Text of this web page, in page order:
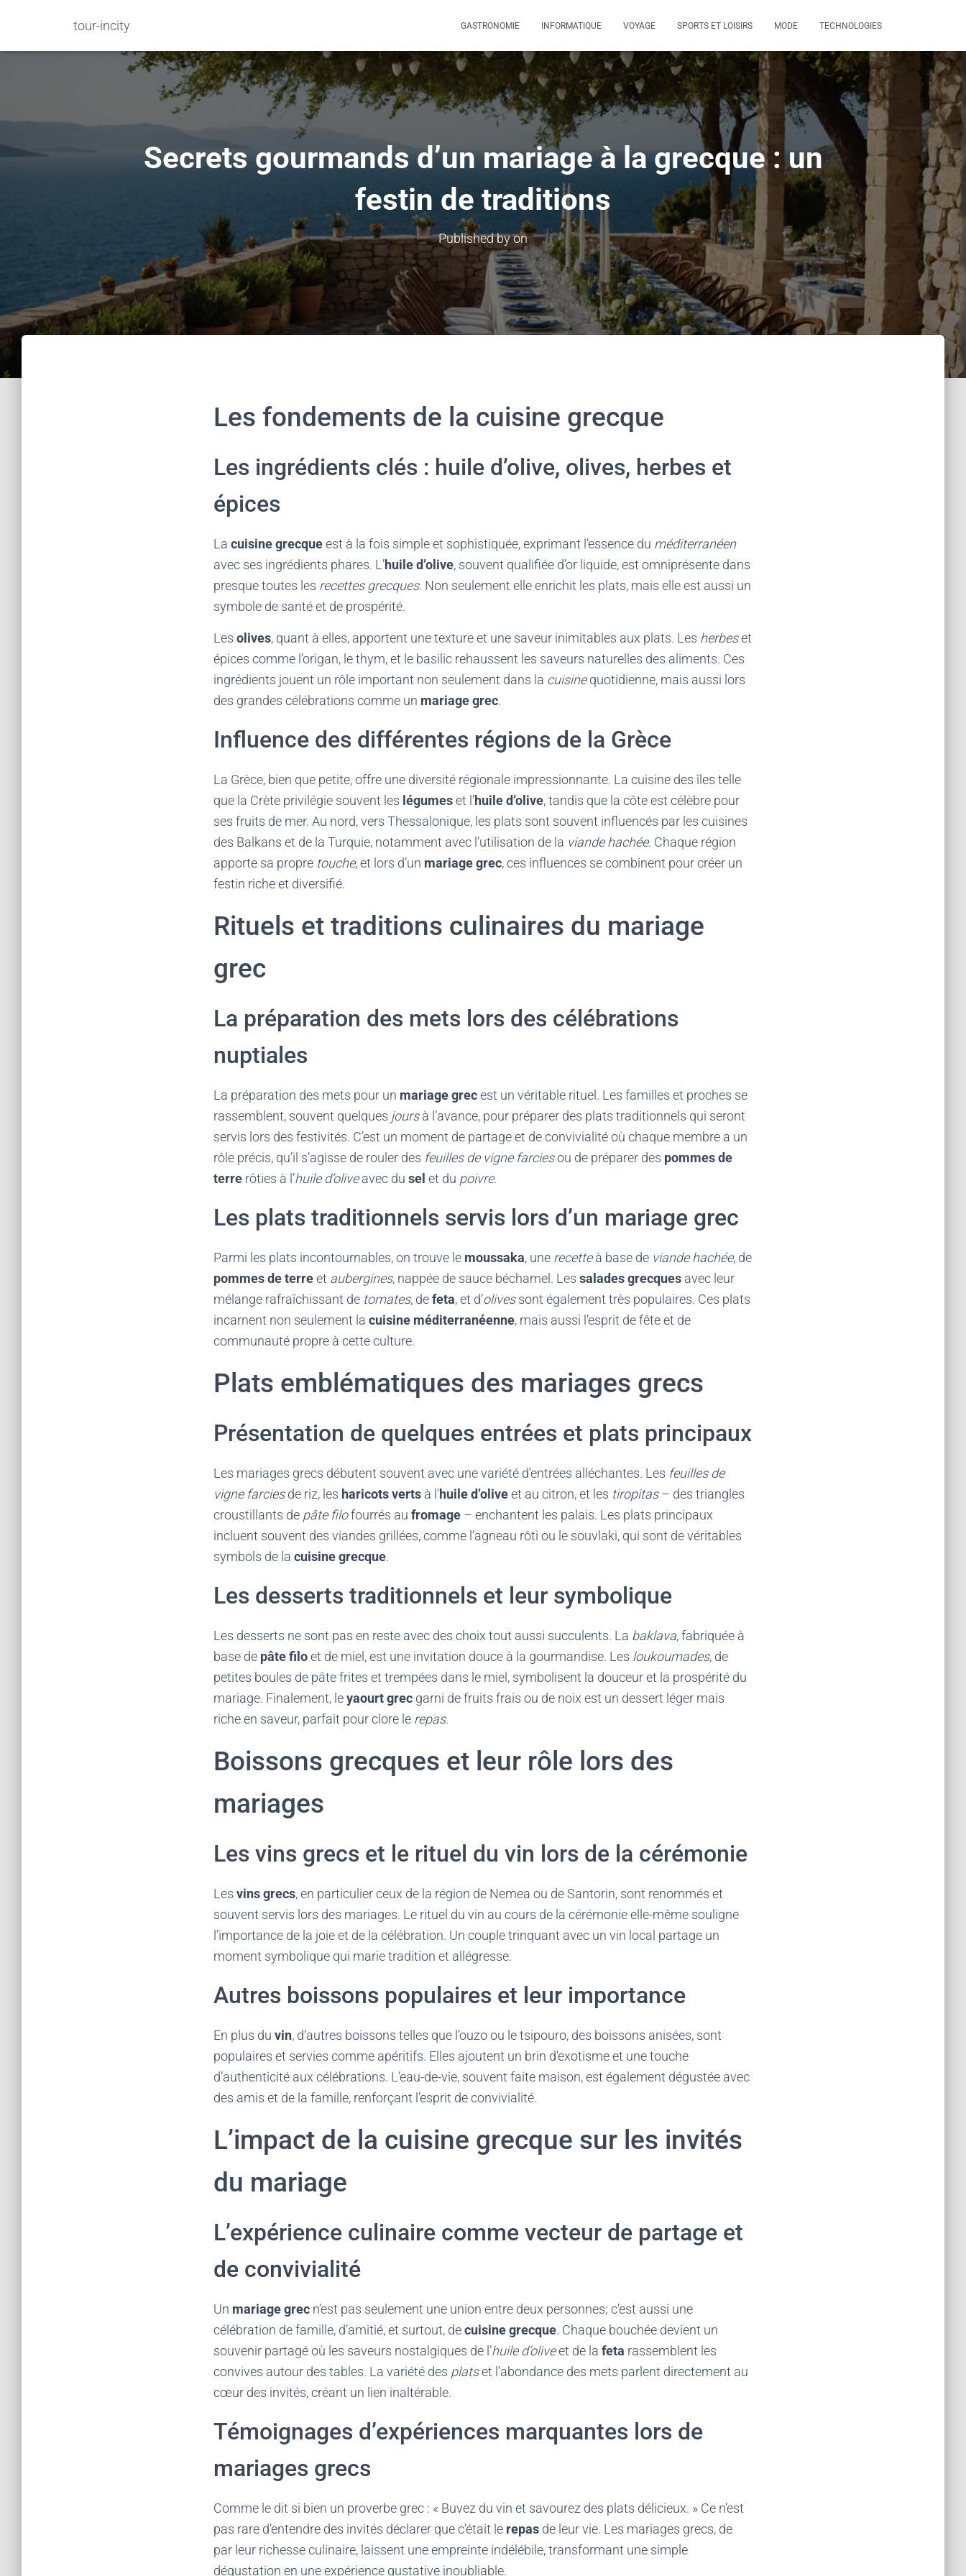
tour-incity GASTRONOMIE INFORMATIQUE VOYAGE SPORTS ET LOISIRS MODE TECHNOLOGIES
Secrets gourmands d’un mariage à la grecque : un
festin de traditions
Published byon
Les fondements de la cuisine grecque
Les ingrédients clés : huile d’olive, olives, herbes et
épices
La cuisine grecqueest à la fois simple et sophistiquée, exprimant l’essence du méditerranéen
avec ses ingrédients phares. L’huile d’olive, souvent qualifiée d’or liquide, est omniprésente dans
presque toutes les recettes grecques. Non seulement elle enrichit les plats, mais elle est aussi un
symbole de santé et de prospérité.
Les olives, quant à elles, apportent une texture et une saveur inimitables aux plats. Les herbeset
épices comme l’origan, le thym, et le basilic rehaussent les saveurs naturelles des aliments. Ces
ingrédients jouent un rôle important non seulement dans la cuisinequotidienne, mais aussi lors
des grandes célébrations comme un mariage grec.
Influence des différentes régions de la Grèce
La Grèce, bien que petite, offre une diversité régionale impressionnante. La cuisine des îles telle
que la Crète privilégie souvent les légumeset l’huile d’olive, tandis que la côte est célèbre pour
ses fruits de mer. Au nord, vers Thessalonique, les plats sont souvent influencés par les cuisines
des Balkans et de la Turquie, notamment avec l’utilisation de la viande hachée. Chaque région
apporte sa propre touche, et lors d’un mariage grec, ces influences se combinent pour créer un
festin riche et diversifié.
Rituels et traditions culinaires du mariage
grec
La préparation des mets lors des célébrations
nuptiales
La préparation des mets pour un mariage grecest un véritable rituel. Les familles et proches se
rassemblent, souvent quelques joursà l’avance, pour préparer des plats traditionnels qui seront
servis lors des festivités. C’est un moment de partage et de convivialité où chaque membre a un
rôle précis, qu’il s’agisse de rouler des feuilles de vigne farciesou de préparer des pommes de
terre rôties à l’huile d’oliveavec du sel et du poivre.
Les plats traditionnels servis lors d’un mariage grec
Parmi les plats incontournables, on trouve le moussaka, une recetteà base de viande hachée, de
pommes de terreet aubergines, nappée de sauce béchamel. Les salades grecques avec leur
mélange rafraîchissant de tomates, defeta, et d’olivessont également très populaires. Ces plats
incarnent non seulement la cuisine méditerranéenne, mais aussi l’esprit de fête et de
communauté propre à cette culture.
Plats emblématiques des mariages grecs
Présentation de quelques entrées et plats principaux
Les mariages grecs débutent souvent avec une variété d’entrées alléchantes. Les feuilles de
vigne farciesde riz, les haricots verts à l’huile d’oliveet au citron, et les tiropitas– des triangles
croustillants de pâte filofourrés au fromage – enchantent les palais. Les plats principaux
incluent souvent des viandes grillées, comme l’agneau rôti ou le souvlaki, qui sont de véritables
symbols de la cuisine grecque.
Les desserts traditionnels et leur symbolique
Les desserts ne sont pas en reste avec des choix tout aussi succulents. La baklava, fabriquée à
base de pâte filoet de miel, est une invitation douce à la gourmandise. Les loukoumades, de
petites boules de pâte frites et trempées dans le miel, symbolisent la douceur et la prospérité du
mariage. Finalement, leyaourt grec garni de fruits frais ou de noix est un dessert léger mais
riche en saveur, parfait pour clore le repas.
Boissons grecques et leur rôle lors des
mariages
Les vins grecs et le rituel du vin lors de la cérémonie
Les vins grecs, en particulier ceux de la région de Nemea ou de Santorin, sont renommés et
souvent servis lors des mariages. Le rituel du vin au cours de la cérémonie elle-même souligne
l’importance de la joie et de la célébration. Un couple trinquant avec un vin local partage un
moment symbolique qui marie tradition et allégresse.
Autres boissons populaires et leur importance
En plus du vin, d’autres boissons telles que l’ouzo ou le tsipouro, des boissons anisées, sont
populaires et servies comme apéritifs. Elles ajoutent un brin d’exotisme et une touche
d’authenticité aux célébrations. L’eau-de-vie, souvent faite maison, est également dégustée avec
des amis et de la famille, renforçant l’esprit de convivialité.
L’impact de la cuisine grecque sur les invités
du mariage
L’expérience culinaire comme vecteur de partage et
de convivialité
Un mariage grec n’est pas seulement une union entre deux personnes; c’est aussi une
célébration de famille, d’amitié, et surtout, decuisine grecque. Chaque bouchée devient un
souvenir partagé où les saveurs nostalgiques de l’huile d’oliveet de la feta rassemblent les
convives autour des tables. La variété des platset l’abondance des mets parlent directement au
cœur des invités, créant un lien inaltérable.
Témoignages d’expériences marquantes lors de
mariages grecs
Comme le dit si bien un proverbe grec : « Buvez du vin et savourez des plats délicieux. » Ce n’est
pas rare d’entendre des invités déclarer que c’était le repas de leur vie. Les mariages grecs, de
par leur richesse culinaire, laissent une empreinte indélébile, transformant une simple
dégustation en une expérience gustative inoubliable.